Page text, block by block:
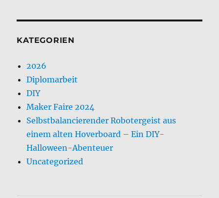
KATEGORIEN
2026
Diplomarbeit
DIY
Maker Faire 2024
Selbstbalancierender Robotergeist aus
einem alten Hoverboard – Ein DIY-
Halloween-Abenteuer
Uncategorized